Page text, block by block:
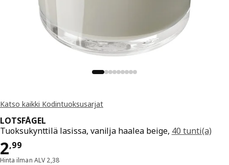
Katso kaikki Kodintuoksusarjat
LOTSFÅGEL
Tuoksukynttilä lasissa, vanilja haalea beige, 40 tunti(a)
2,99
Hinta 2,99
Hinta ilman ALV 2,38